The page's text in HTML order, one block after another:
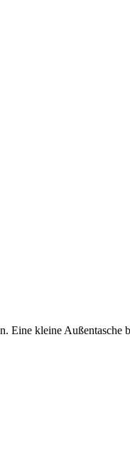
kleine Außentasche